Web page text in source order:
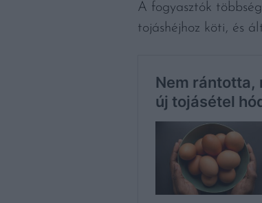
A fogyasztók
tojáshéjhoz köti, és